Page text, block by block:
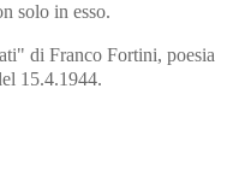
solo in esso.
di Franco Fortini, poesia
15.4.1944.